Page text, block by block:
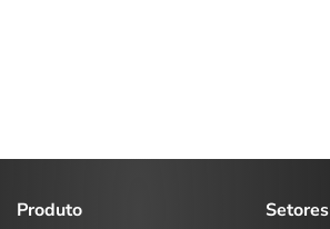
Produto
Setores